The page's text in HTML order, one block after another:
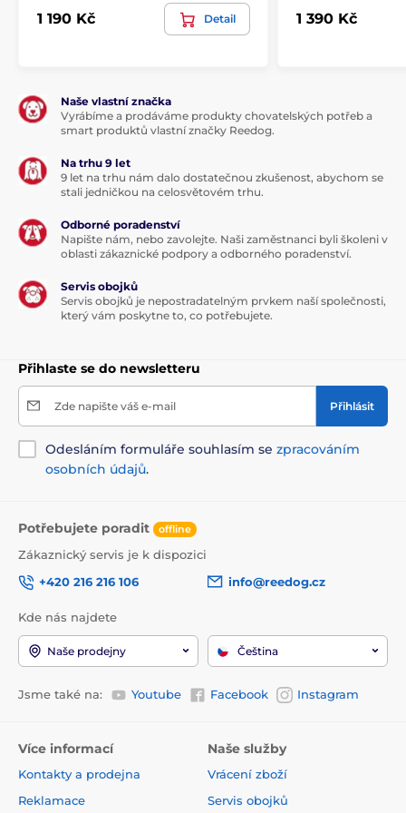
Technické specifikace se mohou změnit bez
Produkt je zařazen v kategoriích
Pro malé psy
Cestování Tašky pro psy a kočky
Kočky Pelechy
1 190 Kč Detail 1 390 Kč
Naše vlastní značka
Vyrábíme a prodáváme produkty chovatelských potřeb a
smart produktů vlastní značky Reedog.
Na trhu 9 let
9 let na trhu nám dalo dostatečnou zkušenost, abychom se
stali jedničkou na celosvětovém trhu.
Odborné poradenství
Napište nám, nebo zavolejte. Naši zaměstnanci byli školeni v
oblasti zákaznické podpory a odborného poradenství.
Servis obojků
Servis obojků je nepostradatelným prvkem naší společnosti,
který vám poskytne to, co potřebujete.
Přihlaste se do newsletteru
Zde napište váš e-mail Přihlásit
Odesláním formuláře souhlasím se zpracováním
osobních údajů.
Potřebujete poradit offline
Zákaznický servis je k dispozici
+420 216 216 106
info@reedog.cz
Kde nás najdete
Naše prodejny Čeština
Jsme také na: Youtube Facebook Instagram
Více informací
Kontakty a prodejna
Reklamace
Naše služby
Vrácení zboží
Servis obojků